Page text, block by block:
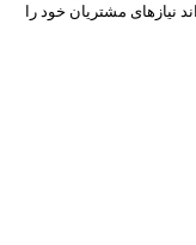
نیازهای مشتریان خود را